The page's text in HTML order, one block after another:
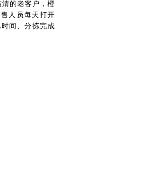
的老客户，橙
人员每天打开
间、分拣完成